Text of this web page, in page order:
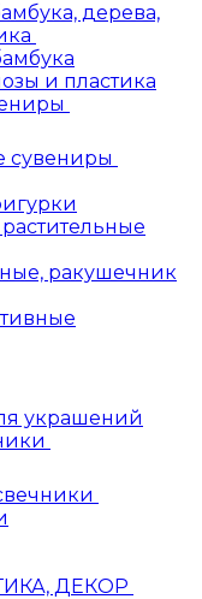
дерева,
и пластика
сувениры
ракушечник
украшений
ДЕКОР